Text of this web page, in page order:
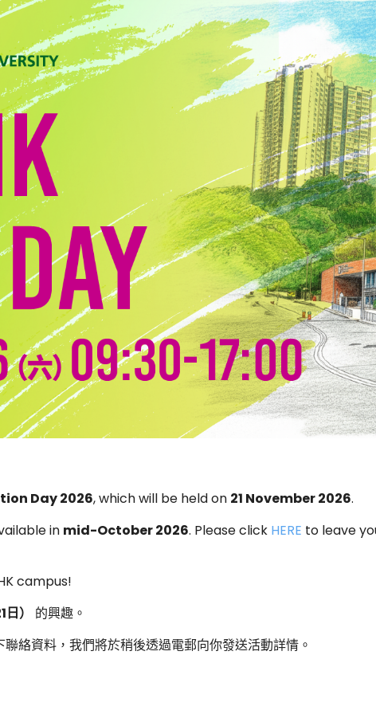
Day 2026, which will be held on 21 November 2026.
in mid-October 2026. Please click HERE to leave
campus!
日）
的興趣。
聯絡資料，我們將於稍後透過電郵向你發送活動詳情。